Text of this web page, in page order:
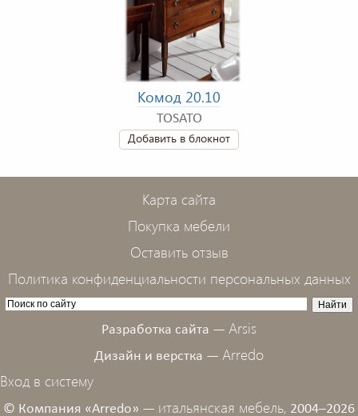
Комод 20.10
TOSATO
Добавить в блокнот
Карта сайта
Покупка мебели
Оставить отзыв
Политика конфиденциальности персональных данных
Разработка сайта — Arsis
Дизайн и верстка — Arredo
Вход в систему
© Компания «Arredo» — итальянская мебель, 2004–2026